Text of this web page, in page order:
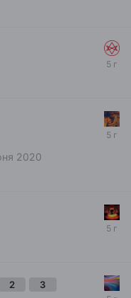
2020
2 3